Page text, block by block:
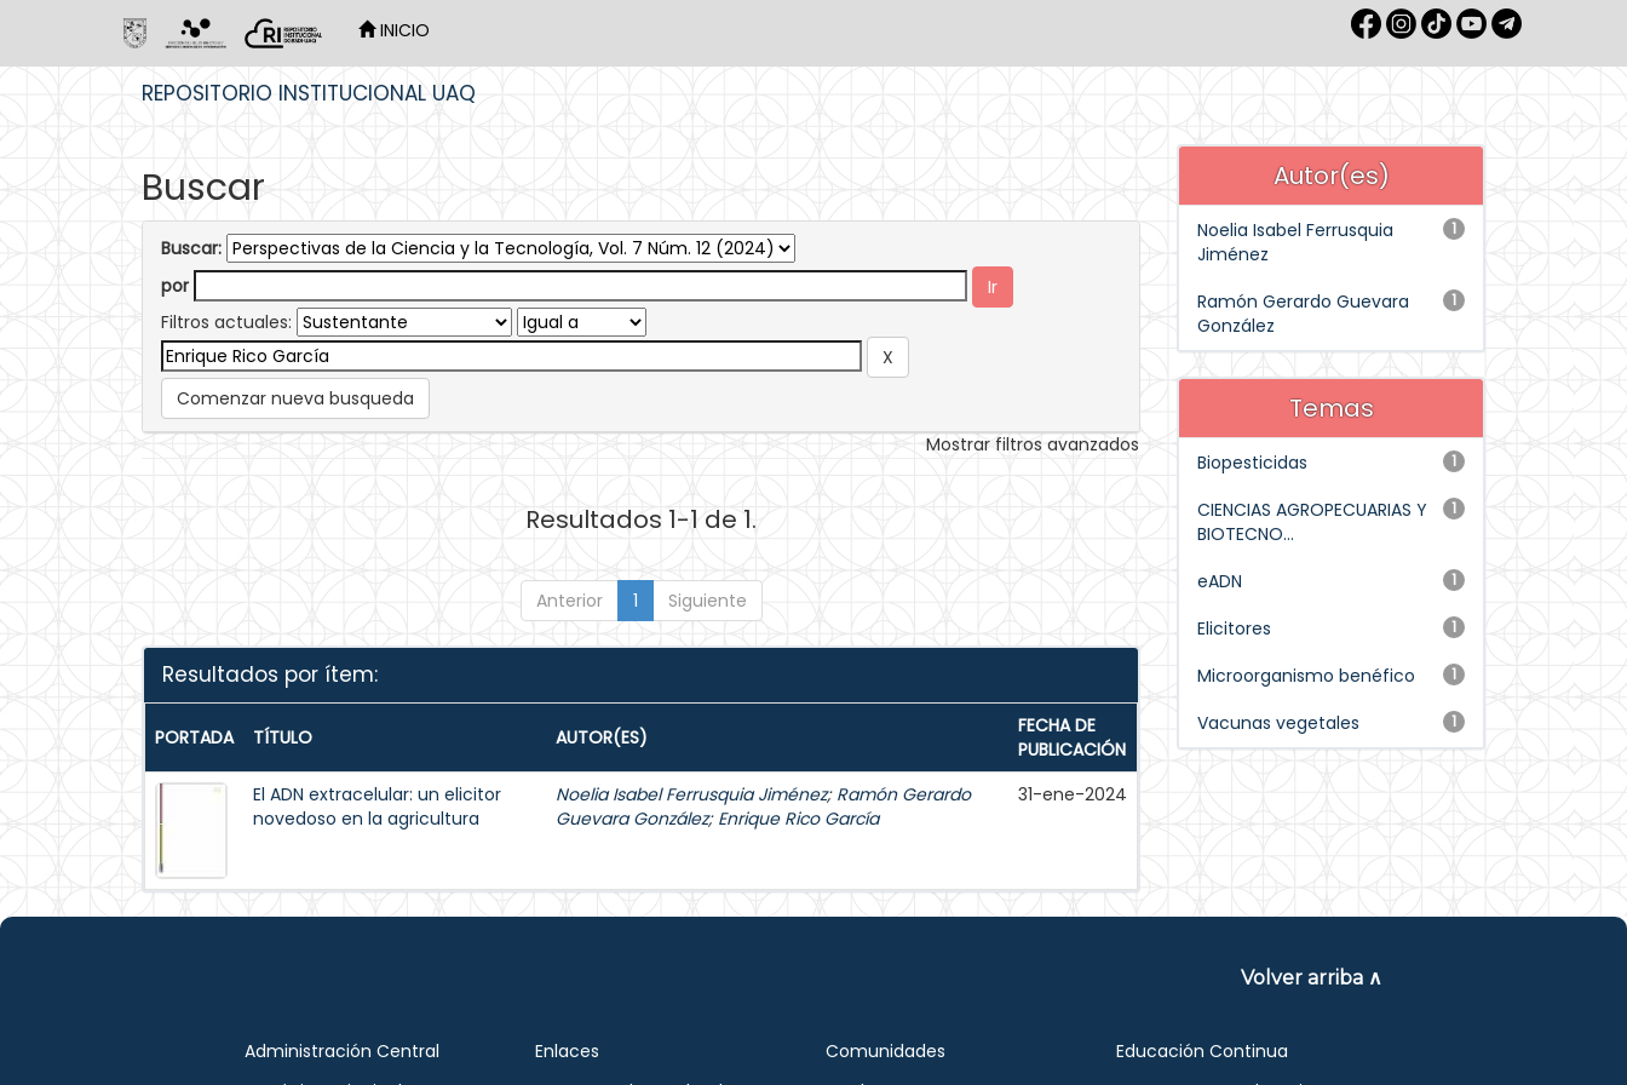
INICIO
REPOSITORIO INSTITUCIONAL UAQ
Buscar
Buscar:
por
Filtros actuales:
Comenzar nueva busqueda
Mostrar filtros avanzados
Resultados 1-1 de 1.
Anterior 1 Siguiente
Resultados por ítem:
PORTADA TÍTULO AUTOR(ES)
FECHA DE
PUBLICACIÓN
El ADN extracelular: un elicitor
novedoso en la agricultura
Noelia Isabel Ferrusquia Jiménez; Ramón Gerardo
Guevara González; Enrique Rico García
31-ene-2024
Autor(es)
1
Noelia Isabel Ferrusquia
Jiménez
1
Ramón Gerardo Guevara
González
Temas
1
Biopesticidas
1
CIENCIAS AGROPECUARIAS Y
BIOTECNO...
1
eADN
1
Elicitores
1
Microorganismo benéfico
1
Vacunas vegetales
Volver arriba ∧
Administración Central
Enlaces
Comunidades
Educación Continua